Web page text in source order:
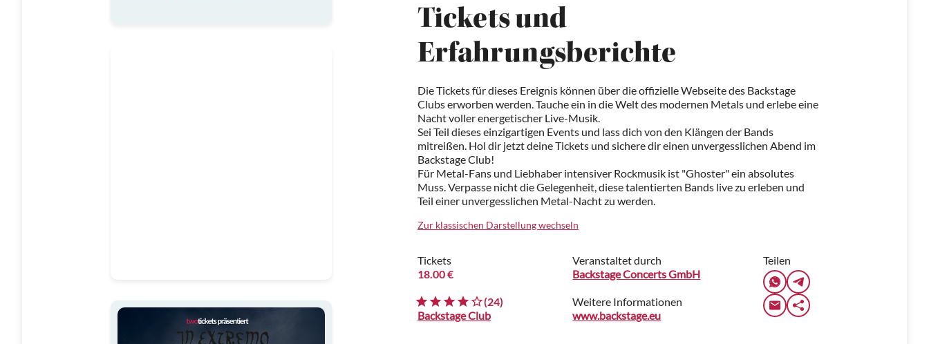
Tickets und
Erfahrungsberichte
Die Tickets für dieses Ereignis können über die offizielle Webseite des Backstage
Clubs erworben werden. Tauche ein in die Welt des modernen Metals und erlebe eine
Nacht voller energetischer Live-Musik.
Sei Teil dieses einzigartigen Events und lass dich von den Klängen der Bands
mitreißen. Hol dir jetzt deine Tickets und sichere dir einen unvergesslichen Abend im
Backstage Club!
Für Metal-Fans und Liebhaber intensiver Rockmusik ist "Ghoster" ein absolutes
Muss. Verpasse nicht die Gelegenheit, diese talentierten Bands live zu erleben und
Teil einer unvergesslichen Metal-Nacht zu werden.
Zur klassischen Darstellung wechseln
Tickets
18.00 €
(24)
Backstage Club
Veranstaltet durch
Backstage Concerts GmbH
Weitere Informationen
www.backstage.eu
Teilen